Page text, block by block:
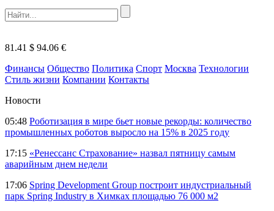
81.41 $ 94.06 €
Финансы Общество Политика Спорт Москва Технологии
Стиль жизни Компании Контакты
Новости
05:48 Роботизация в мире бьет новые рекорды: количество
промышленных роботов выросло на 15% в 2025 году
17:15 «Ренессанс Страхование» назвал пятницу самым
аварийным днем недели
17:06 Spring Development Group построит индустриальный
парк Spring Industry в Химках площадью 76 000 м2